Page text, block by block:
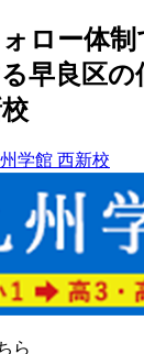
ロー体制
早良区の